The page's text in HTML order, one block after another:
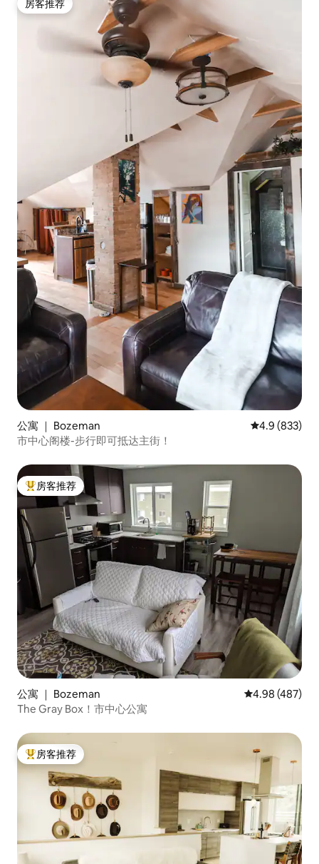
房客推荐
房客推荐
公寓 ｜ Bozeman 平均评分 4.9
4.9 (833)
市中心阁楼-步行即可抵达主街！
热门「房客推荐」
房客推荐
公寓 ｜ Bozeman 平均评分 4.98
4.98 (487)
The Gray Box！市中心公寓
热门「房客推荐」
房客推荐